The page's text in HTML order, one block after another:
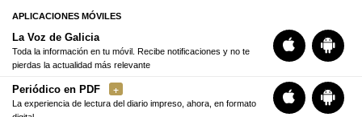
APLICACIONES MÓVILES
La Voz de Galicia
Toda la información en tu móvil. Recibe notificaciones y no te
pierdas la actualidad más relevante
Periódico en PDF
La experiencia de lectura del diario impreso, ahora, en formato